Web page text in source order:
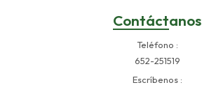
Contáctanos
Teléfono
652-251519
Escríbenos